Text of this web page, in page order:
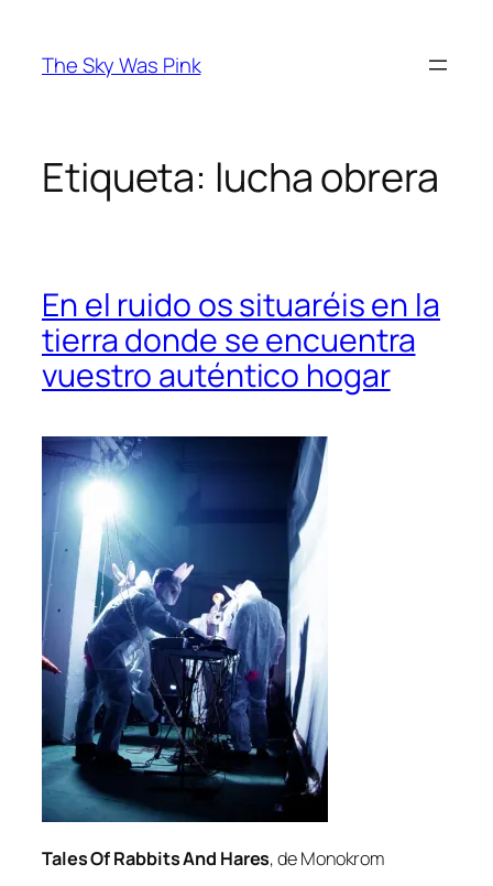
contenido
The Sky Was Pink
Etiqueta: lucha obrera
En el ruido os situaréis en la
tierra donde se encuentra
vuestro auténtico hogar
Tales Of Rabbits And Hares, de Monokrom